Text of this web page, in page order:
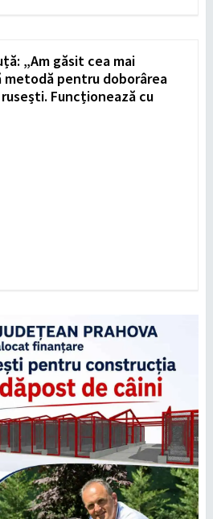
„Am găsit cea mai
pentru doborârea
Funcționează cu